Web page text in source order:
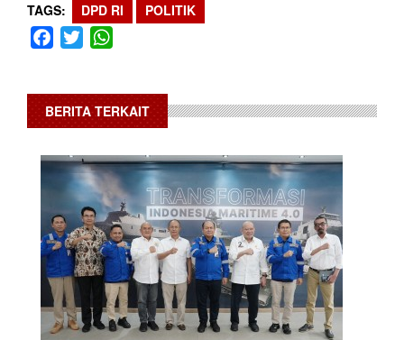
TAGS DPD RI POLITIK
Facebook
Twitter
BERITA TERKAIT